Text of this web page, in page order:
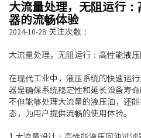
大流量处理，无阻运行
器的流畅体验
2024-10-28 关注次数：
大流量处理，无阻运行：高性能液
在现代工业中，液压系统的快速运
器是确保系统稳定性和延长设备寿
不但能够处理大流量的液压油，还
态，为用户提供流畅的使用体验。